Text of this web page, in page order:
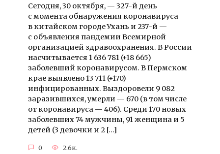
Сегодня, 30 октября, — 327-й день
с момента обнаружения коронавируса
в китайском городе Ухань и 237-й —
с объявления пандемии Всемирной
организацией здравоохранения. В России
насчитывается 1 636 781 (+18 665)
заболевший коронавирусом. В Пермском
крае выявлено 13 711 (+170)
инфицированных. Выздоровели 9 082
заразившихся, умерли — 670 (в том числе
от коронавируса — 406). Среди 170 новых
заболевших 74 мужчины, 91 женщина и 5
детей (3 девочки и 2 […]
0 2.6к.